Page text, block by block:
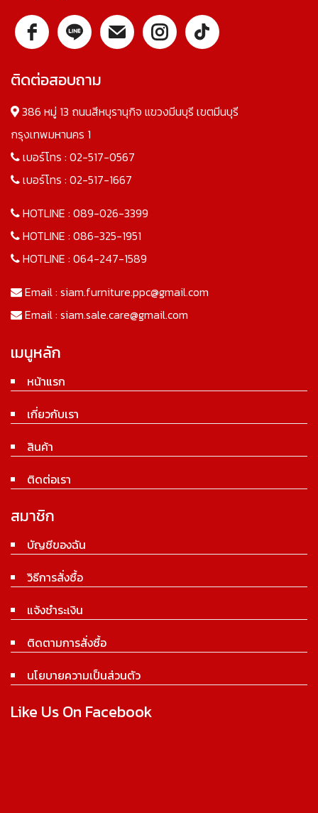
ติดต่อสอบถาม
386 หมู่ 13 ถนนสีหบุรานุกิจ แขวงมีนบุรี เขตมีนบุรี
กรุงเทพมหานคร 1
เบอร์โทร : 02-517-0567
เบอร์โทร : 02-517-1667
HOTLINE : 089-026-3399
HOTLINE : 086-325-1951
HOTLINE : 064-247-1589
Email : siam.furniture.ppc@gmail.com
Email : siam.sale.care@gmail.com
เมนูหลัก
หน้าแรก
เกี่ยวกับเรา
สินค้า
ติดต่อเรา
สมาชิก
บัญชีของฉัน
วิธีการสั่งซื้อ
แจ้งชำระเงิน
ติดตามการสั่งซื้อ
นโยบายความเป็นส่วนตัว
Like Us On Facebook